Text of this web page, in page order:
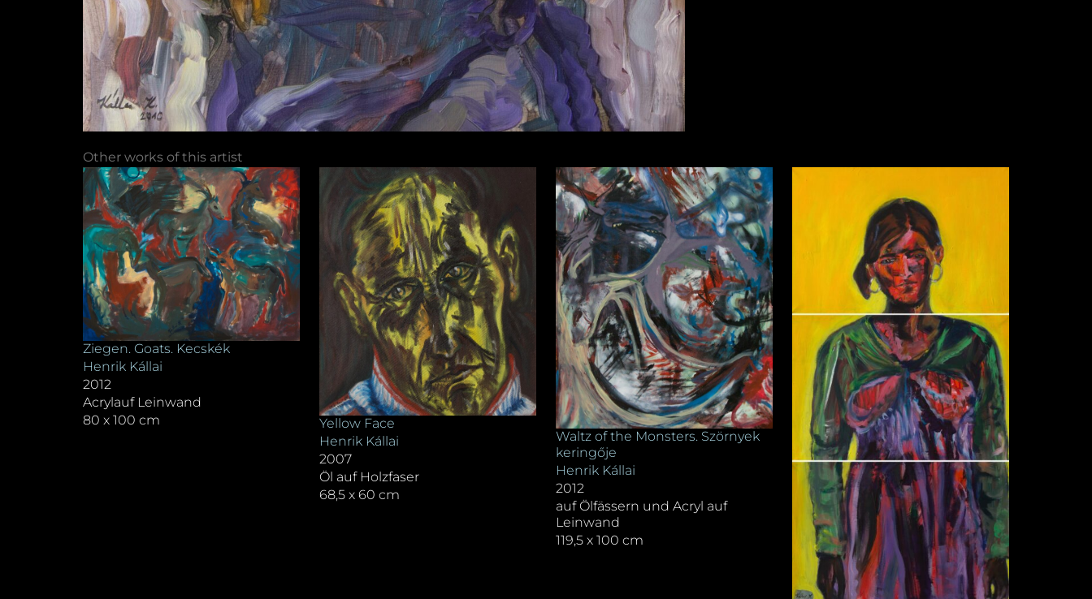
Other works of this artist
Ziegen. Goats. Kecskék
Henrik Kállai
2012
Acrylauf Leinwand
80 x 100 cm
Yellow Face
Henrik Kállai
2007
Öl auf Holzfaser
68,5 x 60 cm
Waltz of the Monsters. Szörnyek
keringője
Henrik Kállai
2012
auf Ölfässern und Acryl auf
Leinwand
119,5 x 100 cm